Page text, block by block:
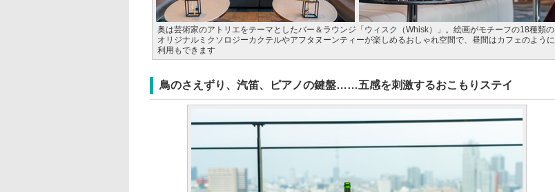
奥は芸術家のアトリエをテーマとしたバー＆ラウンジ「ウィスク（Whisk）」。絵画がモチーフの18種類の
オリジナルミクソロジーカクテルやアフタヌーンティーが楽しめるおしゃれ空間で、昼間はカフェのように
利用もできます
鳥のさえずり、汽笛、ピアノの鍵盤……五感を刺激するおこもりステイ